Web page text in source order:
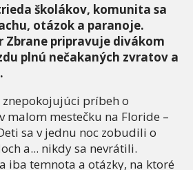
školákov, komunita sa
otázok a paranoje.
Zbrane pripravuje divákom
plnú nečakaných zvratov a
príbeh o
malom mestečku na Floride –
sa v jednu noc zobudili o
a... nikdy sa nevrátili.
iba temnota a otázky, na ktoré